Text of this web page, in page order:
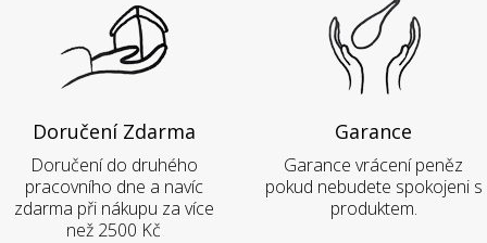
Doručení Zdarma
Doručení do druhého
pracovního dne a navíc
zdarma při nákupu za více
než 2500 Kč
Garance
Garance vrácení peněz
pokud nebudete spokojeni s
produktem.